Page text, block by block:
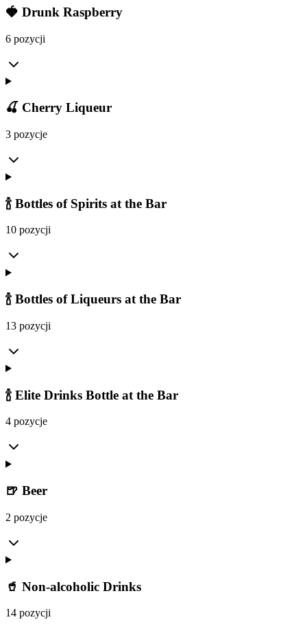
🍓 Drunk Raspberry
6 pozycji
🍒 Cherry Liqueur
3 pozycje
🍾 Bottles of Spirits at the Bar
10 pozycji
🍾 Bottles of Liqueurs at the Bar
13 pozycji
🍾 Elite Drinks Bottle at the Bar
4 pozycje
🍺 Beer
2 pozycje
🥤 Non-alcoholic Drinks
14 pozycji